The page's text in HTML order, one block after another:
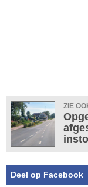
ZIE
Deel op Facebook